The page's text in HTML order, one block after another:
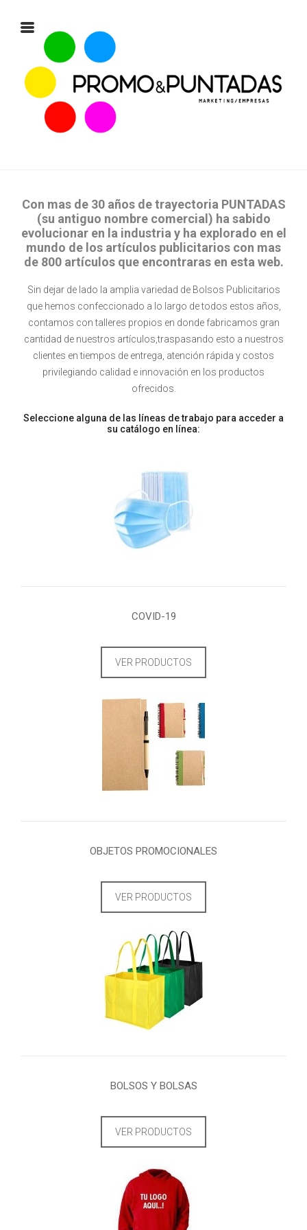
Con mas de 30 años de trayectoria PUNTADAS
(su antiguo nombre comercial) ha sabido
evolucionar en la industria y ha explorado en el
mundo de los artículos publicitarios con mas
de 800 artículos que encontraras en esta web.
Sin dejar de lado la amplia variedad de Bolsos Publicitarios
que hemos confeccionado a lo largo de todos estos años,
contamos con talleres propios en donde fabricamos gran
cantidad de nuestros artículos,traspasando esto a nuestros
clientes en tiempos de entrega, atención rápida y costos
privilegiando calidad e innovación en los productos
ofrecidos.
Seleccione alguna de las líneas de trabajo para acceder a
su catálogo en línea:
COVID-19
VER PRODUCTOS
OBJETOS PROMOCIONALES
VER PRODUCTOS
BOLSOS Y BOLSAS
VER PRODUCTOS